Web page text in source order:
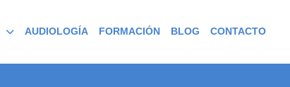
AUDIOLOGÍA FORMACIÓN BLOG CONTACTO